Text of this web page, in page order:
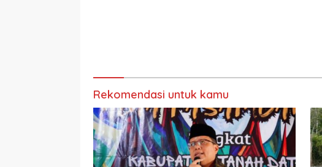
Rekomendasi untuk kamu